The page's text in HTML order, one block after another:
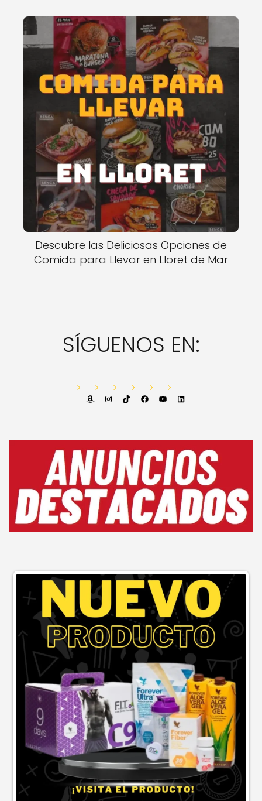
Descubre las Deliciosas Opciones de
Comida para Llevar en Lloret de Mar
SÍGUENOS EN:
AmazonInstagram
TikTok FacebookYouTube